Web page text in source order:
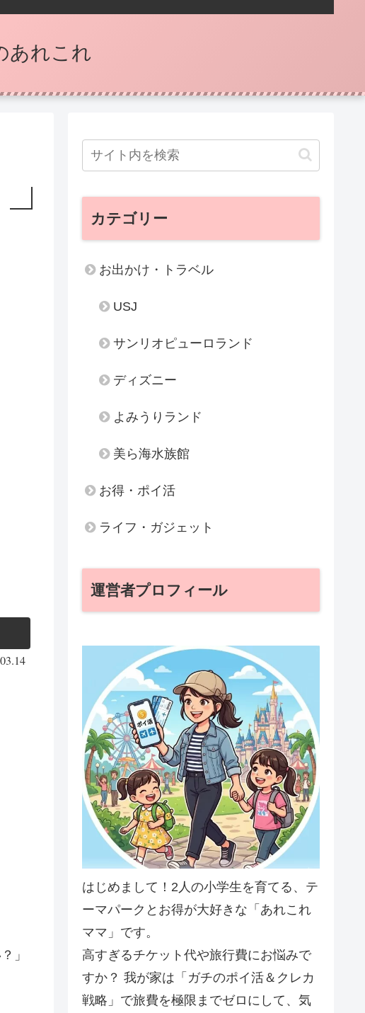
あれこれ
」
カテゴリー
お出かけ・トラベル
USJ
サンリオピューロランド
ディズニー
よみうりランド
美ら海水族館
お得・ポイ活
ライフ・ガジェット
運営者プロフィール
はじめまして！2人の小学生を育てる、テ
ーマパークとお得が大好きな「あれこれ
ママ」です。
高すぎるチケット代や旅行費にお悩みで
すか？ 我が家は「ガチのポイ活＆クレカ
戦略」で旅費を極限までゼロにして、気